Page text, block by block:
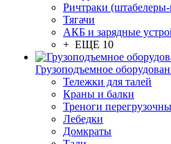
Ричтраки
Тягачи
АКБ и зарядные
+ ЕЩЕ 10
Грузоподъемное
Тележки для талей
Краны и балки
Треноги
Лебедки
Домкраты